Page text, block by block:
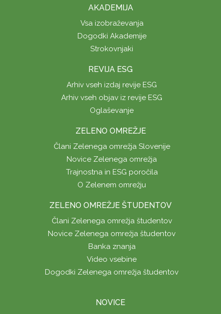
AKADEMIJA
Vsa izobraževanja
Dogodki Akademije
Strokovnjaki
REVIJA ESG
Arhiv vseh izdaj revije ESG
Arhiv vseh objav iz revije ESG
Oglaševanje
ZELENO OMREŽJE
Člani Zelenega omrežja Slovenije
Novice Zelenega omrežja
Trajnostna in ESG poročila
O Zelenem omrežju
ZELENO OMREŽJE ŠTUDENTOV
Člani Zelenega omrežja študentov
Novice Zelenega omrežja študentov
Banka znanja
Video vsebine
Dogodki Zelenega omrežja študentov
NOVICE